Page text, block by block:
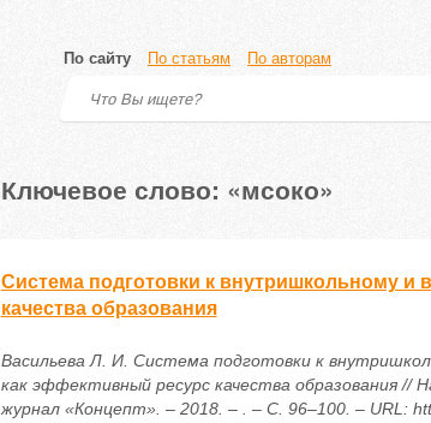
По сайту По статьям По авторам
Ключевое слово: «мсоко»
Система подготовки к внутришкольному
качества образования
Васильева Л. И. Система подготовки к
как эффективный ресурс качества образования //
журнал «Концепт». – 2018. – . – С. 96–100. – URL: